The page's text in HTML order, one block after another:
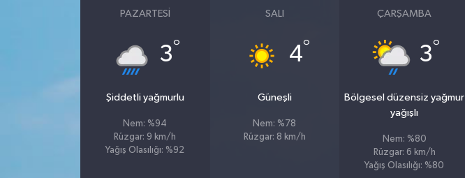
PAZARTESI
3°
Şiddetli yağmurlu
Nem: %94
Rüzgar: 9 km/h
Yağış Olasılığı: %92
SALI
4°
Güneşli
Nem: %78
Rüzgar: 8 km/h
ÇARŞAMBA
3°
Bölgesel düzensiz yağmur
yağışlı
Nem: %80
Rüzgar: 6 km/h
Yağış Olasılığı: %80